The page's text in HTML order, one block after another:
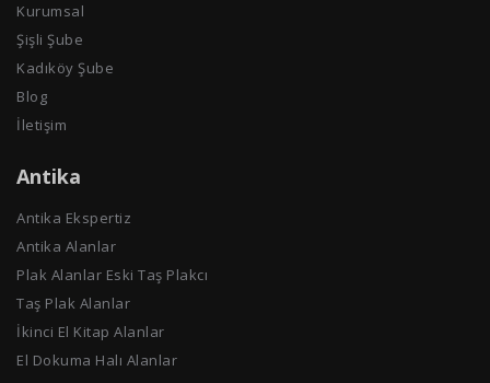
Kurumsal
Şişli Şube
Kadıköy Şube
Blog
İletişim
Antika
Antika Ekspertiz
Antika Alanlar
Plak Alanlar Eski Taş Plakcı
Taş Plak Alanlar
İkinci El Kitap Alanlar
El Dokuma Halı Alanlar